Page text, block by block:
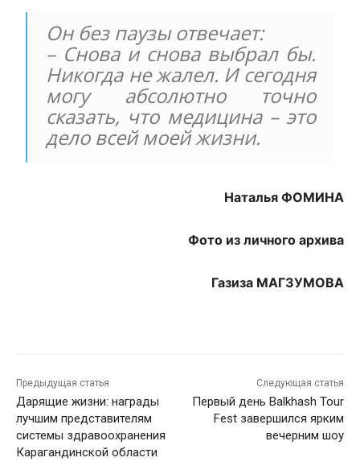
Он без паузы отвечает:
– Снова и снова выбрал бы.
Никогда не жалел. И сегодня
могу абсолютно точно
сказать, что медицина – это
дело всей моей жизни.
Наталья ФОМИНА
Фото из личного архива
Газиза МАГЗУМОВА
Предыдущая статья
Дарящие жизни: награды
лучшим представителям
системы здравоохранения
Карагандинской области
Следующая статья
Первый день Balkhash Tour
Fest завершился ярким
вечерним шоу